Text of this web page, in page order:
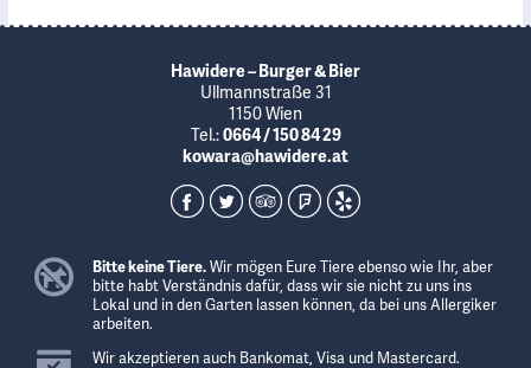
Hawidere – Burger & Bier
Ullmannstraße 31
1150 Wien
Tel.:0664 / 150 84 29
kowara@hawidere.at
Bitte keine Tiere.Wir mögen Eure Tiere ebenso wie Ihr, aber
bitte habt Verständnis dafür, dass wir sie nicht zu uns ins
Lokal und in den Garten lassen können, da bei uns Allergiker
arbeiten.
Wir akzeptieren auch Bankomat, Visa und Mastercard.